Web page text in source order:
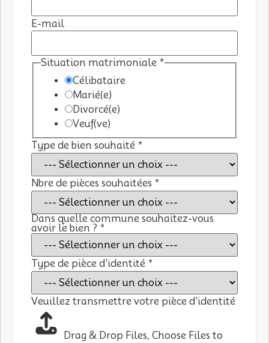
E-mail
Situation matrimoniale *
Célibataire
Marié(e)
Divorcé(e)
Veuf(ve)
Type de bien souhaité *
Type
d'identité
Nbre de pièces souhaitées *
Dans quelle commune souhaitez-vous
avoir le bien ? *
Type de pièce d'identité *
Veuillez transmettre votre pièce d'identité
Drag & Drop Files, Choose Files to